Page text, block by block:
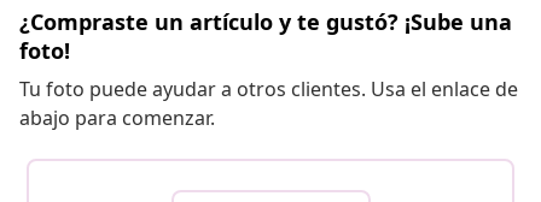
¿Compraste un artículo y te gustó? ¡Sube una
foto!
Tu foto puede ayudar a otros clientes. Usa el enlace de
abajo para comenzar.